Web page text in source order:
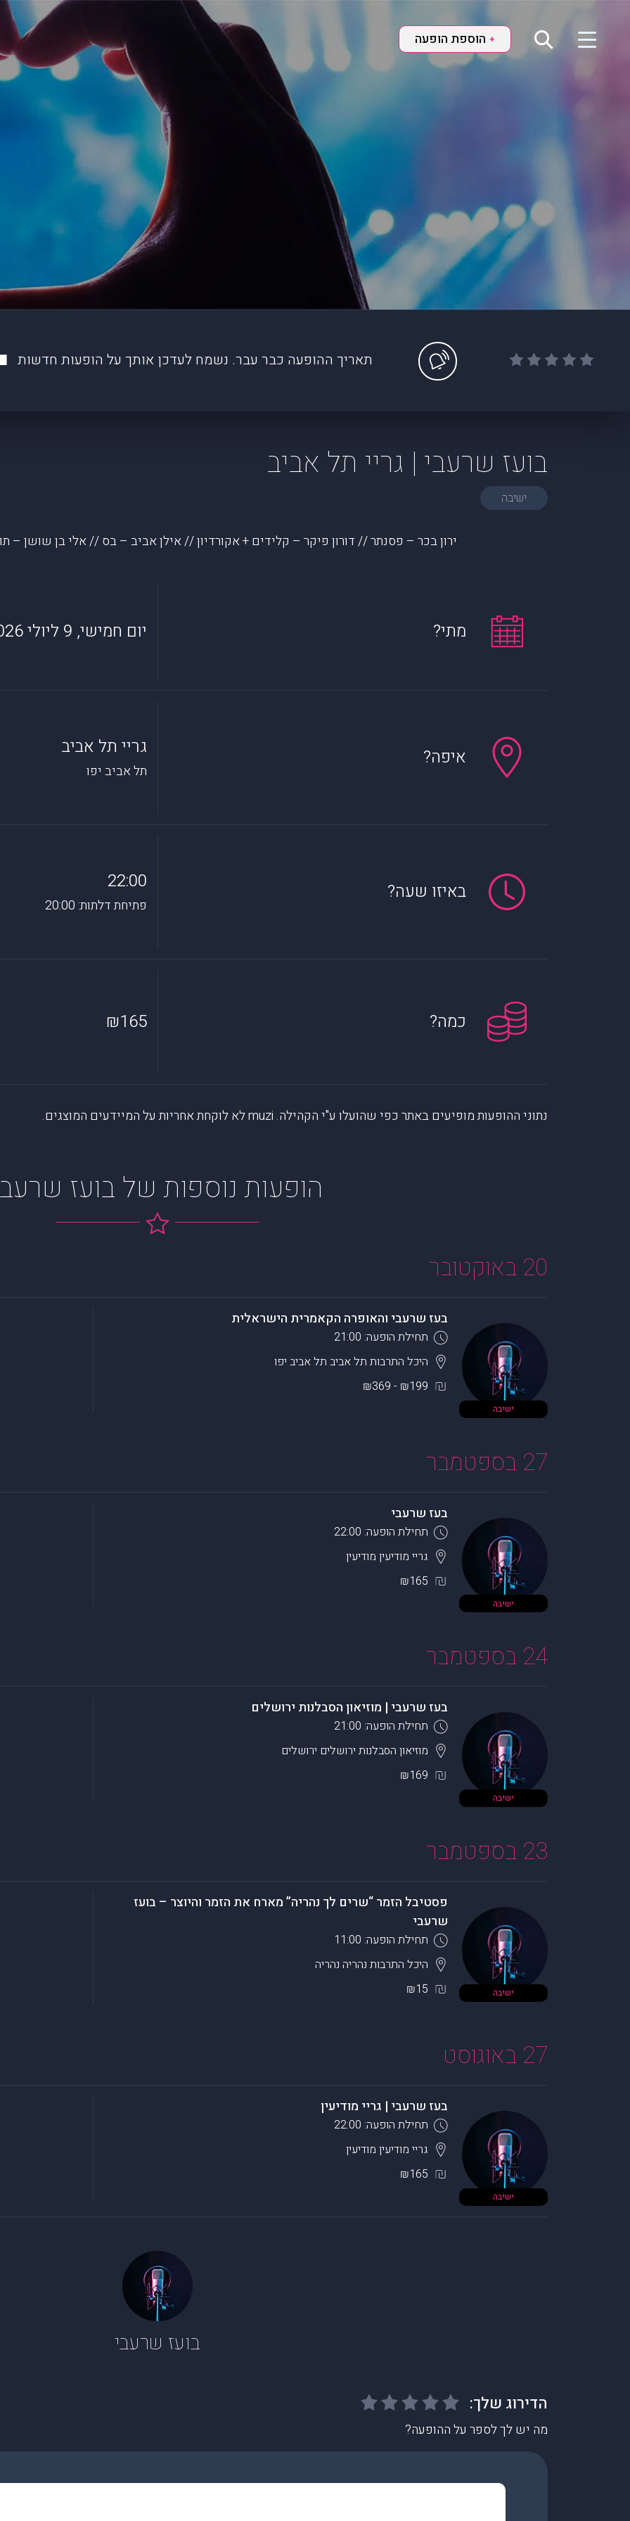
+ הוספת הופעה
תאריך ההופעה כבר עבר. נשמח לעדכן אותך על הופעות חדשות
בועז שרעבי | גריי תל אביב
ישיבה
ירון בכר – פסנתר // דורון פיקר – קלידים + אקורדיון // אילן אביב – בס // אלי בן שושן –
מתי? יום חמישי, 9 ליולי 2026
איפה? גריי תל אביב
תל אביב יפו
באיזו שעה? 22:00
פתיחת דלתות: 20:00
כמה? ₪165
נתוני ההופעות מופיעים באתר כפי שהועלו ע"י הקהילה. muzi לא לוקחת אחריות על המיידעים המוצגים.
הופעות נוספות של בועז
20 באוקטובר
ישיבה
בעז שרעבי והאופרה הקאמרית הישראלית
תחילת הופעה: 21:00
היכל התרבות תל אביב תל אביב יפו
₪199 - ₪369
27 בספטמבר
ישיבה
בעז שרעבי
תחילת הופעה: 22:00
גריי מודיעין מודיעין
₪165
24 בספטמבר
ישיבה
בעז שרעבי | מוזיאון הסבלנות ירושלים
תחילת הופעה: 21:00
מוזיאון הסבלנות ירושלים ירושלים
₪169
23 בספטמבר
ישיבה
פסטיבל הזמר “שרים לך נהריה” מארח את הזמר והיוצר – בועז
שרעבי
תחילת הופעה: 11:00
היכל התרבות נהריה נהריה
₪15
27 באוגוסט
ישיבה
בעז שרעבי | גריי מודיעין
תחילת הופעה: 22:00
גריי מודיעין מודיעין
₪165
בועז שרעבי
מה יש לך לספר על ההופעה?